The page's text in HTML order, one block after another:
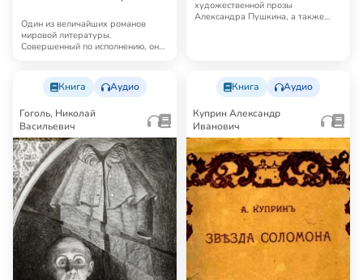
Один из величайших романов
мировой литературы.
Совершенный по исполнению, он
Другая художественная
проза
художественной прозы
Александра Пушкина, а также
Книга Аудио
Гоголь, Николай
Васильевич
Книга Аудио
Куприн Александр
Иванович